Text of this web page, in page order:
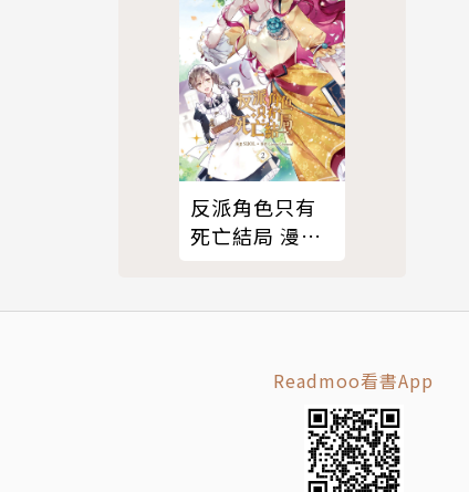
反派角色只有
死亡結局 漫畫
Readmoo看書App